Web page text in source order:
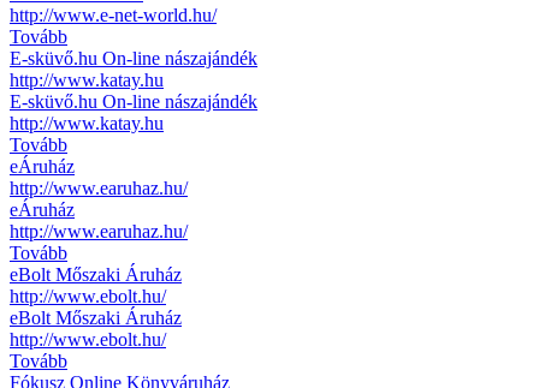
http://www.e-net-world.hu/
Tovább
E-sküvő.hu On-line nászajándék
http://www.katay.hu
E-sküvő.hu On-line nászajándék
http://www.katay.hu
Tovább
eÁruház
http://www.earuhaz.hu/
eÁruház
http://www.earuhaz.hu/
Tovább
eBolt Mőszaki Áruház
http://www.ebolt.hu/
eBolt Mőszaki Áruház
http://www.ebolt.hu/
Tovább
Fókusz Online Könyváruház